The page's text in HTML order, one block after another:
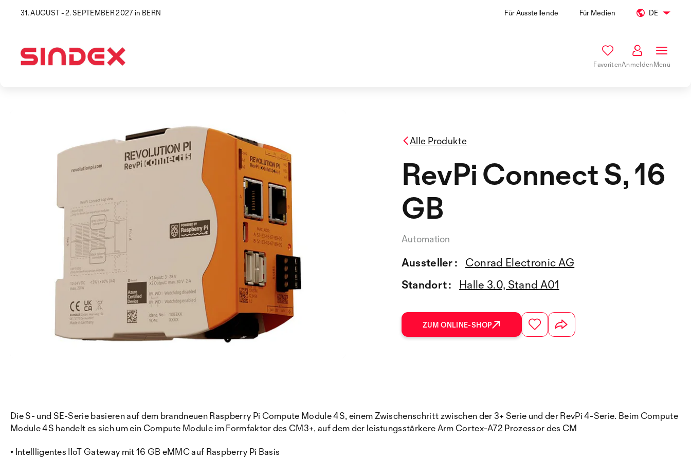
31. AUGUST - 2. SEPTEMBER 2027 in BERN Für Ausstellende Für Medien DE
FavoritenAnmeldenMenü
Alle Produkte
RevPi Connect S, 16
GB
Automation
Aussteller :
Conrad Electronic AG
Standort :
Halle 3.0, Stand A01
ZUM ONLINE-SHOP
Die S- und SE-Serie basieren auf dem brandneuen Raspberry Pi Compute Module 4S, einem Zwischenschritt zwischen der 3+ Serie und der RevPi 4-Serie. Beim Compute
Module 4S handelt es sich um ein Compute Module im Formfaktor des CM3+, auf dem der leistungsstärkere Arm Cortex-A72 Prozessor des CM
• Intellligentes IIoT Gateway mit 16 GB eMMC auf Raspberry Pi Basis